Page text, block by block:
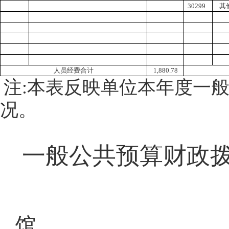
30299
其
人员经费合计 1,880.78
注:本表反映单位本年度一
况。
一般公共预算财政